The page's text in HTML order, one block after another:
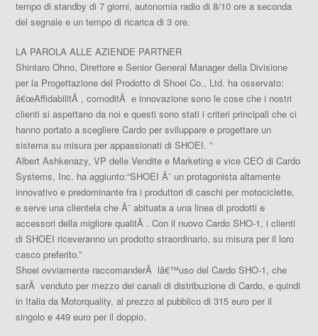
tempo di standby di 7 giorni, autonomia radio di 8/10 ore a seconda
del segnale e un tempo di ricarica di 3 ore.
LA PAROLA ALLE AZIENDE PARTNER
Shintaro Ohno, Direttore e Senior General Manager della Divisione
per la Progettazione del Prodotto di Shoei Co., Ltd. ha osservato:
â€œAffidabilitÃ , comoditÃ e innovazione sono le cose che i nostri
clienti si aspettano da noi e questi sono stati i criteri principali che ci
hanno portato a scegliere Cardo per sviluppare e progettare un
sistema su misura per appassionati di SHOEI.”
Albert Ashkenazy, VP delle Vendite e Marketing e vice CEO di Cardo
Systems, Inc. ha aggiunto:“SHOEI Ã¨ un protagonista altamente
innovativo e predominante fra i produttori di caschi per motociclette,
e serve una clientela che Ã¨ abituata a una linea di prodotti e
accessori della migliore qualitÃ . Con il nuovo Cardo SHO-1, i clienti
di SHOEI riceveranno un prodotto straordinario, su misura per il loro
casco preferito.”
Shoei ovviamente raccomanderÃ lâ€™uso del Cardo SHO-1, che
sarÃ venduto per mezzo dei canali di distribuzione di Cardo, e quindi
in Italia da Motorquality, al prezzo al pubblico di 315 euro per il
singolo e 449 euro per il doppio.